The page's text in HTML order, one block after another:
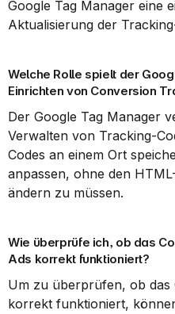
Google Tag Manager eine
Aktualisierung der
Welche Rolle spielt der
Einrichten von Conversion
Der Google Tag Manager
Verwalten von Tracking-
Codes an einem Ort
anpassen, ohne den
ändern zu müssen.
Wie überprüfe ich, ob das
Ads korrekt funktioniert?
Um zu überprüfen, ob das
korrekt funktioniert,